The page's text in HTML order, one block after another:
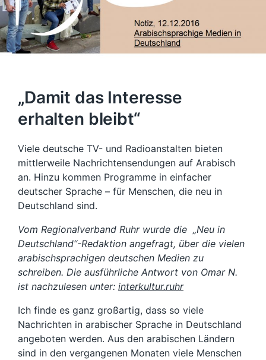
„Damit das Interesse
erhalten bleibt“
Viele deutsche TV- und Radioanstalten bieten
mittlerweile Nachrichtensendungen auf Arabisch
an. Hinzu kommen Programme in einfacher
deutscher Sprache – für Menschen, die neu in
Deutschland sind.
Vom Regionalverband Ruhr wurde die „Neu in
Deutschland“-Redaktion angefragt, über die vielen
arabischsprachigen deutschen Medien zu
schreiben. Die ausführliche Antwort von Omar N.
ist nachzulesen unter: interkultur.ruhr
Ich finde es ganz großartig, dass so viele
Nachrichten in arabischer Sprache in Deutschland
angeboten werden. Aus den arabischen Ländern
sind in den vergangenen Monaten viele Menschen